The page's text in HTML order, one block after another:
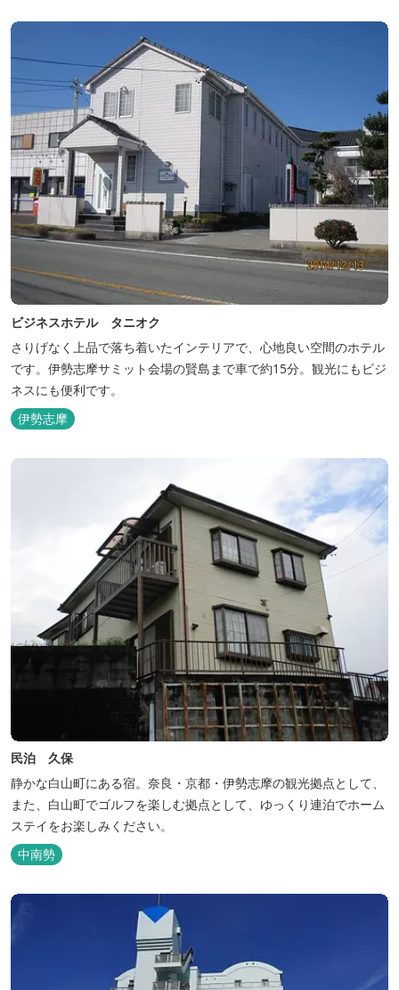
ビジネスホテル タニオク
さりげなく上品で落ち着いたインテリアで、心地良い空間のホテル
です。伊勢志摩サミット会場の賢島まで車で約15分。観光にもビジ
ネスにも便利です。
伊勢志摩
民泊 久保
静かな白山町にある宿。奈良・京都・伊勢志摩の観光拠点として、
また、白山町でゴルフを楽しむ拠点として、ゆっくり連泊でホーム
ステイをお楽しみください。
中南勢